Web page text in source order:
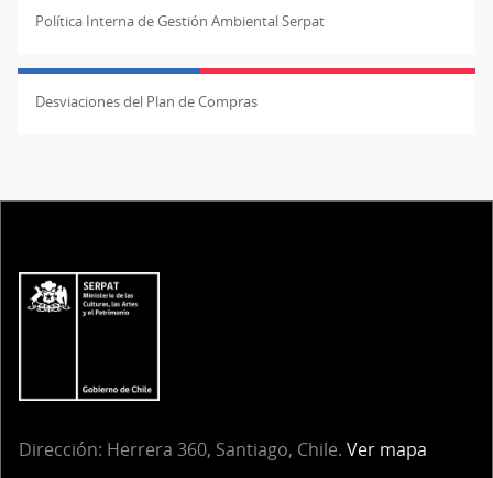
Política Interna de Gestión Ambiental Serpat
Desviaciones del Plan de Compras
Dirección: Herrera 360, Santiago, Chile. Ver mapa